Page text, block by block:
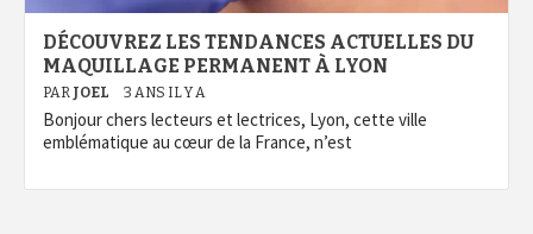
DÉCOUVREZ LES TENDANCES ACTUELLES DU
MAQUILLAGE PERMANENT À LYON
PAR JOEL 3 ANS IL Y A
Bonjour chers lecteurs et lectrices, Lyon, cette ville
emblématique au cœur de la France, n’est